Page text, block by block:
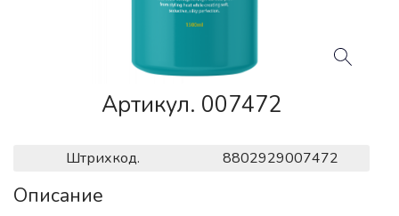
Артикул. 007472
Штрихкод. 8802929007472
Описание